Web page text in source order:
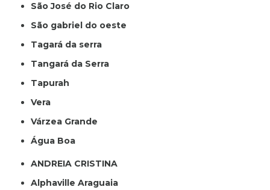
São José do Rio Claro
São gabriel do oeste
Tagará da serra
Tangará da Serra
Tapurah
Vera
Várzea Grande
Água Boa
ANDREIA CRISTINA
Alphaville Araguaia